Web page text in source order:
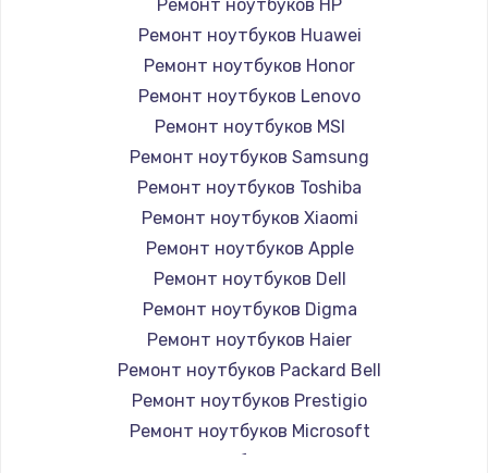
Ремонт ноутбуков HP
Ремонт ноутбуков Huawei
Ремонт ноутбуков Honor
Ремонт ноутбуков Lenovo
Ремонт ноутбуков MSI
Ремонт ноутбуков Samsung
Ремонт ноутбуков Toshiba
Ремонт ноутбуков Xiaomi
Ремонт ноутбуков Apple
Ремонт ноутбуков Dell
Ремонт ноутбуков Digma
Ремонт ноутбуков Haier
Ремонт ноутбуков Packard Bell
Ремонт ноутбуков Prestigio
Ремонт ноутбуков Microsoft
Ремонт ноутбуков Alienware